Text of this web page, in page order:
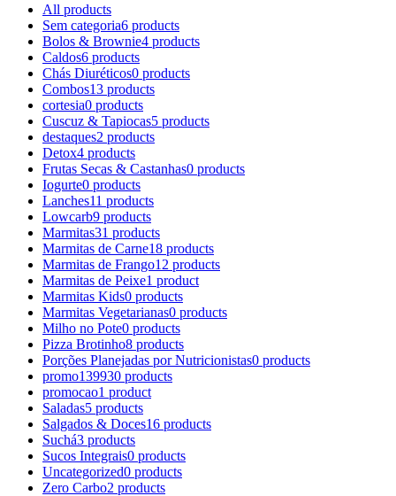
All products
Sem categoria6 products
Bolos & Brownie4 products
Caldos6 products
Chás Diuréticos0 products
Combos13 products
cortesia0 products
Cuscuz & Tapiocas5 products
destaques2 products
Detox4 products
Frutas Secas & Castanhas0 products
Iogurte0 products
Lanches11 products
Lowcarb9 products
Marmitas31 products
Marmitas de Carne18 products
Marmitas de Frango12 products
Marmitas de Peixe1 product
Marmitas Kids0 products
Marmitas Vegetarianas0 products
Milho no Pote0 products
Pizza Brotinho8 products
Porções Planejadas por Nutricionistas0 products
promo139930 products
promocao1 product
Saladas5 products
Salgados & Doces16 products
Suchá3 products
Sucos Integrais0 products
Uncategorized0 products
Zero Carbo2 products